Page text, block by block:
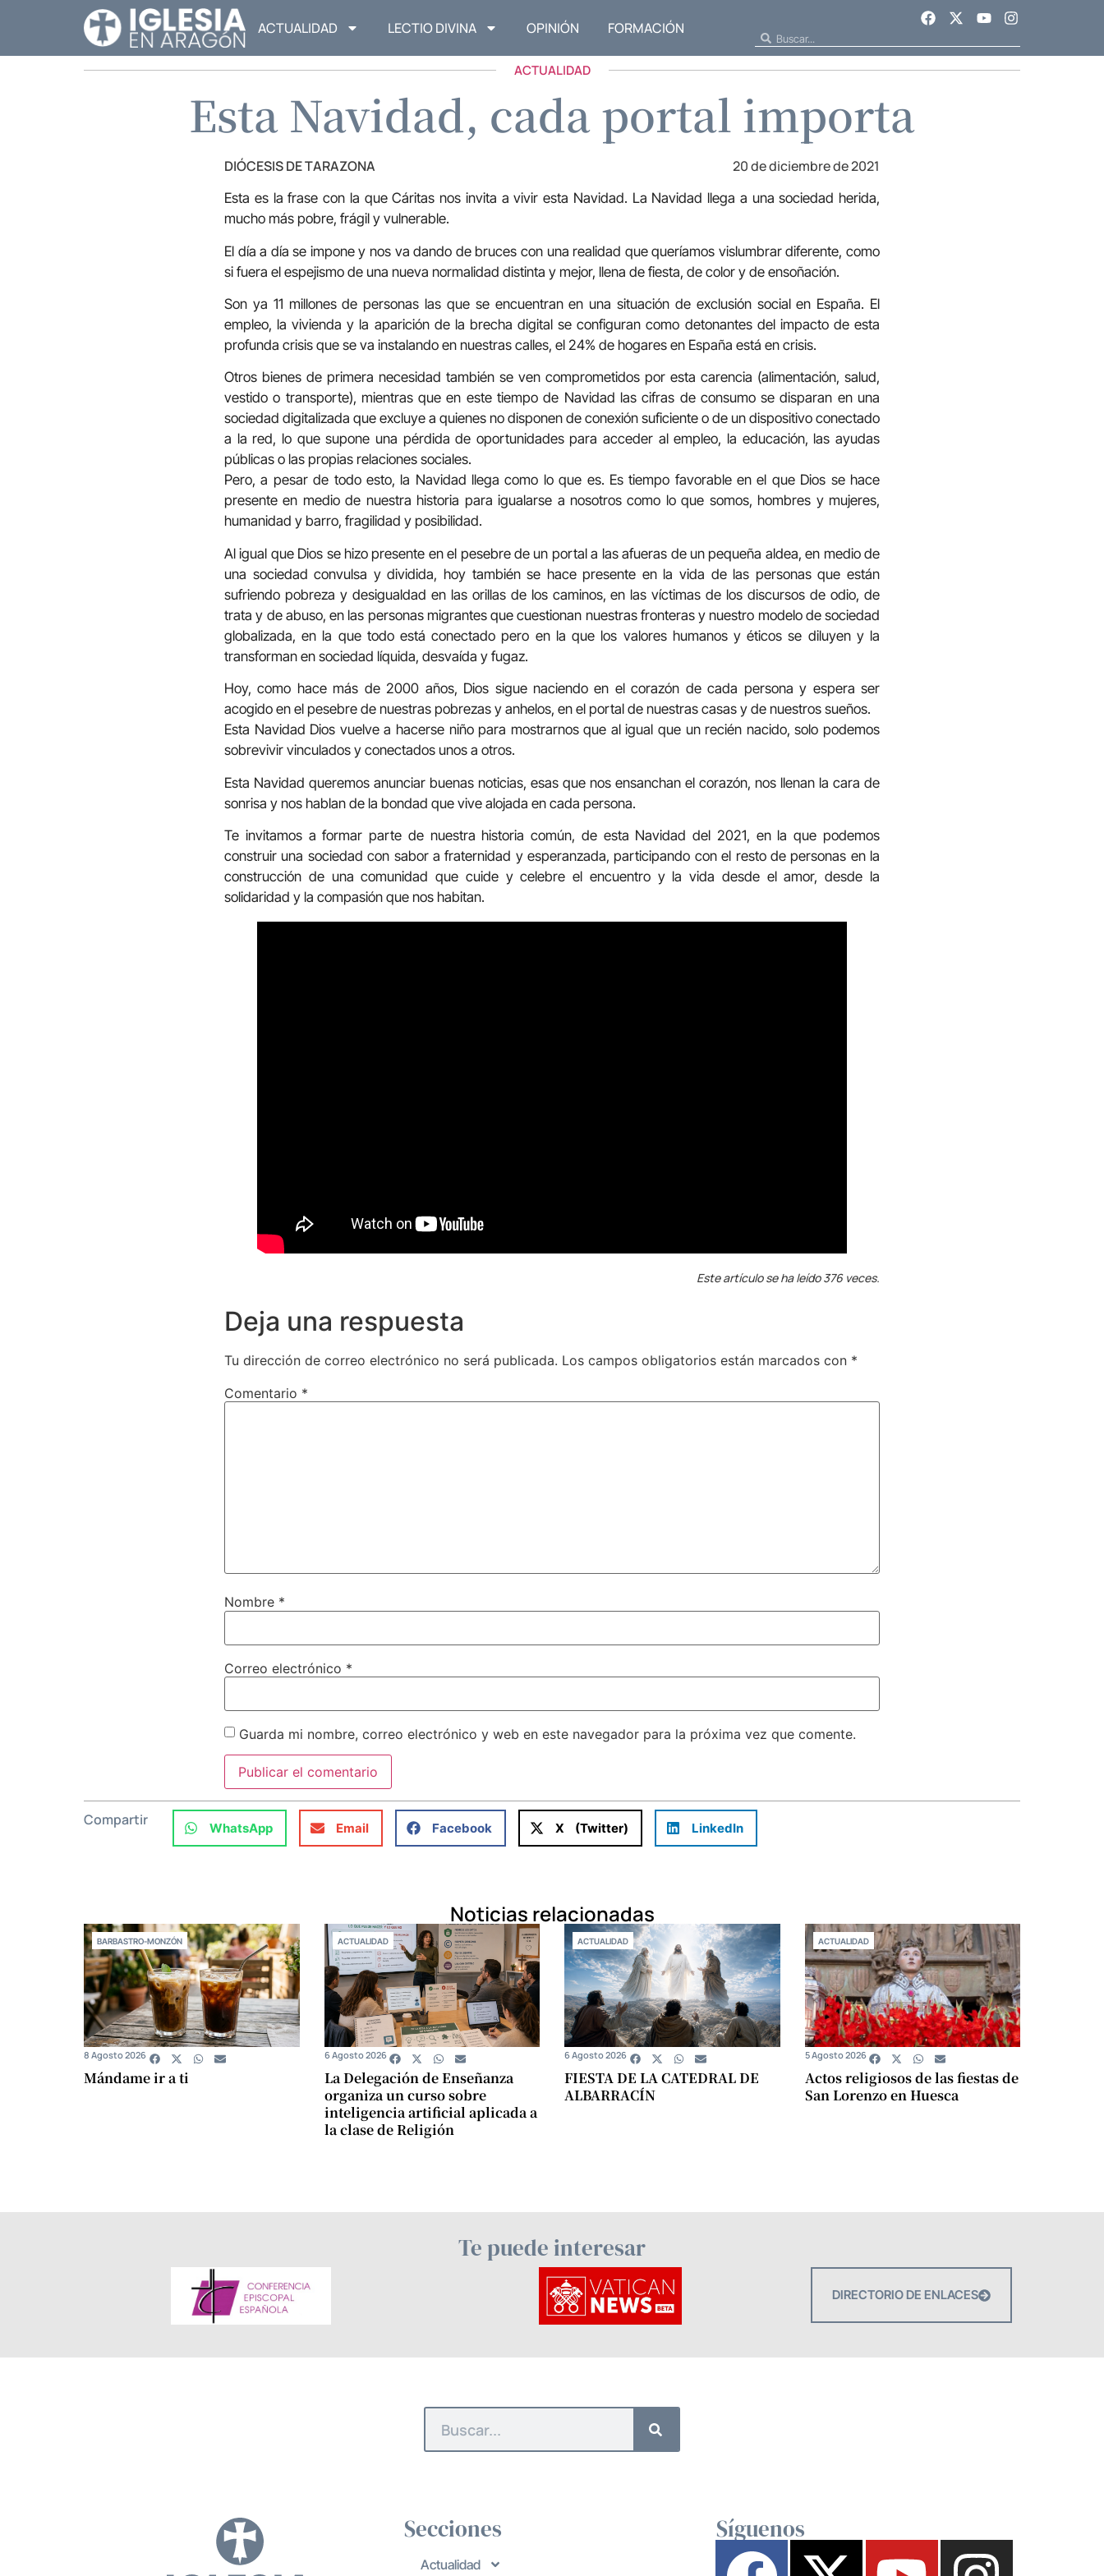
ACTUALIDAD LECTIO DIVINA OPINIÓN FORMACIÓN
ACTUALIDAD
Esta Navidad, cada portal importa
DIÓCESIS DE TARAZONA 20 de diciembre de 2021
Esta es la frase con la que Cáritas nos invita a vivir esta Navidad. La Navidad llega a una sociedad herida,
mucho más pobre, frágil y vulnerable.
El día a día se impone y nos va dando de bruces con una realidad que queríamos vislumbrar diferente, como
si fuera el espejismo de una nueva normalidad distinta y mejor, llena de fiesta, de color y de ensoñación.
Son ya 11 millones de personas las que se encuentran en una situación de exclusión social en España. El
empleo, la vivienda y la aparición de la brecha digital se configuran como detonantes del impacto de esta
profunda crisis que se va instalando en nuestras calles, el 24% de hogares en España está en crisis.
Otros bienes de primera necesidad también se ven comprometidos por esta carencia (alimentación, salud,
vestido o transporte), mientras que en este tiempo de Navidad las cifras de consumo se disparan en una
sociedad digitalizada que excluye a quienes no disponen de conexión suficiente o de un dispositivo conectado
a la red, lo que supone una pérdida de oportunidades para acceder al empleo, la educación, las ayudas
públicas o las propias relaciones sociales.
Pero, a pesar de todo esto, la Navidad llega como lo que es. Es tiempo favorable en el que Dios se hace
presente en medio de nuestra historia para igualarse a nosotros como lo que somos, hombres y mujeres,
humanidad y barro, fragilidad y posibilidad.
Al igual que Dios se hizo presente en el pesebre de un portal a las afueras de un pequeña aldea, en medio de
una sociedad convulsa y dividida, hoy también se hace presente en la vida de las personas que están
sufriendo pobreza y desigualdad en las orillas de los caminos, en las víctimas de los discursos de odio, de
trata y de abuso, en las personas migrantes que cuestionan nuestras fronteras y nuestro modelo de sociedad
globalizada, en la que todo está conectado pero en la que los valores humanos y éticos se diluyen y la
transforman en sociedad líquida, desvaída y fugaz.
Hoy, como hace más de 2000 años, Dios sigue naciendo en el corazón de cada persona y espera ser
acogido en el pesebre de nuestras pobrezas y anhelos, en el portal de nuestras casas y de nuestros sueños.
Esta Navidad Dios vuelve a hacerse niño para mostrarnos que al igual que un recién nacido, solo podemos
sobrevivir vinculados y conectados unos a otros.
Esta Navidad queremos anunciar buenas noticias, esas que nos ensanchan el corazón, nos llenan la cara de
sonrisa y nos hablan de la bondad que vive alojada en cada persona.
Te invitamos a formar parte de nuestra historia común, de esta Navidad del 2021, en la que podemos
construir una sociedad con sabor a fraternidad y esperanzada, participando con el resto de personas en la
construcción de una comunidad que cuide y celebre el encuentro y la vida desde el amor, desde la
solidaridad y la compasión que nos habitan.
Este artículo se ha leído 376 veces.
Deja una respuesta
Tu dirección de correo electrónico no será publicada. Los campos obligatorios están marcados con *
Comentario *
Nombre *
Correo electrónico *
Guarda mi nombre, correo electrónico y web en este navegador para la próxima vez que comente.
Compartir WhatsApp Email Facebook X (Twitter) LinkedIn
Noticias relacionadas
BARBASTRO-MONZÓN
Mándame ir a ti
8 Agosto 2026
ACTUALIDAD
La Delegación de Enseñanza
organiza un curso sobre
inteligencia artificial aplicada a
la clase de Religión
6 Agosto 2026
ACTUALIDAD
FIESTA DE LA CATEDRAL DE
ALBARRACÍN
6 Agosto 2026
ACTUALIDAD
Actos religiosos de las fiestas de
San Lorenzo en Huesca
5 Agosto 2026
Te puede interesar
DIRECTORIO DE ENLACES
Secciones
Actualidad
Síguenos